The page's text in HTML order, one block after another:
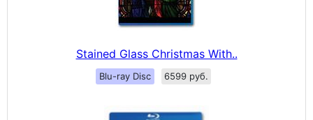
Stained Glass Christmas With..
Blu-ray Disc 6599 руб.